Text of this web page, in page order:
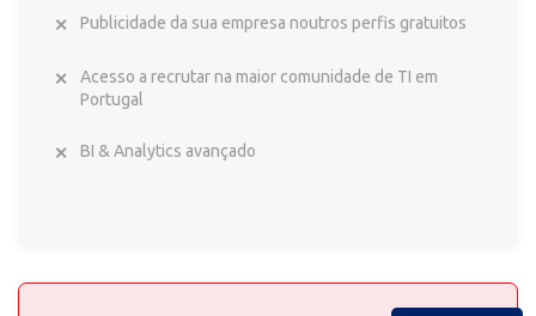
Publicidade da sua empresa noutros perfis gratuitos
Acesso a recrutar na maior comunidade de TI em
Portugal
BI & Analytics avançado